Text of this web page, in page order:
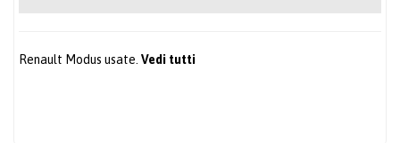
Renault Modus usate. Vedi tutti